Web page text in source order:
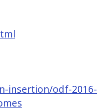
insertion/odf-2016-